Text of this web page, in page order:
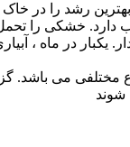
رشد را در
خشکی را تحمل
یکبار در ماه ،
مختلفی می باشد.